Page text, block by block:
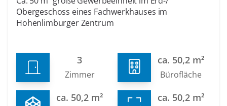
Obergeschoss eines Fachwerkhauses im
Hohenlimburger Zentrum
3
Zimmer
ca. 50,2 m²
Bürofläche
ca. 50,2 m² ca. 50,2 m²